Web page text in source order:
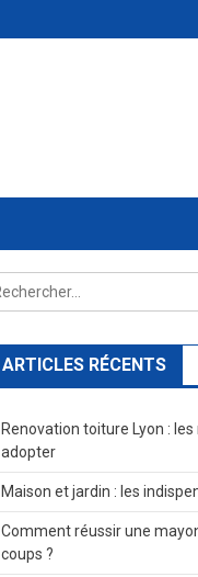
ARTICLES RÉCENTS
Renovation toiture Lyon :
adopter
Maison et jardin : les
Comment réussir une
coups ?